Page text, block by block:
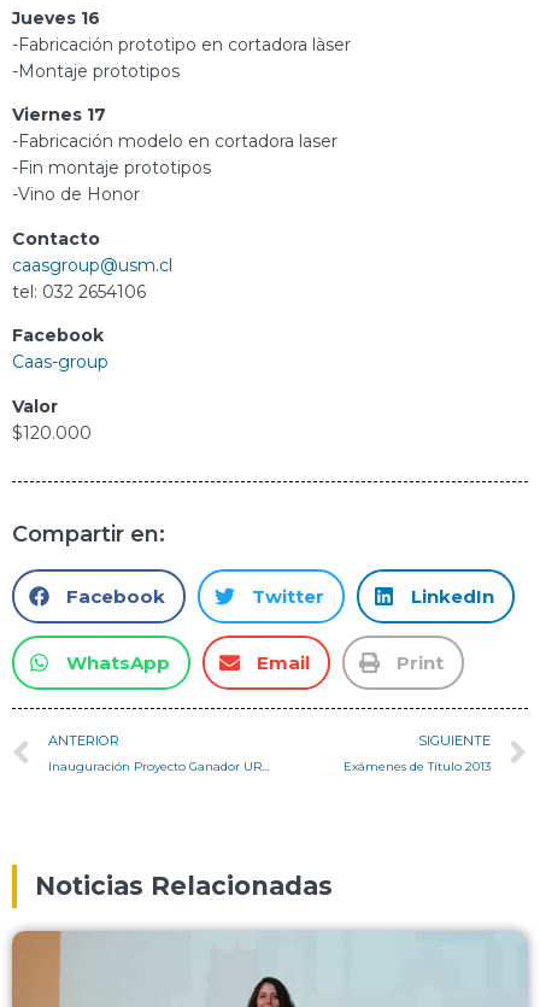
Jueves 16
-Fabricación prototipo en cortadora làser
-Montaje prototipos
Viernes 17
-Fabricación modelo en cortadora laser
-Fin montaje prototipos
-Vino de Honor
Contacto
caasgroup@usm.cl
tel: 032 2654106
Facebook
Caas-group
Valor
$120.000
Compartir en:
Facebook Twitter LinkedIn
WhatsApp Email Print
ANTERIOR SIGUIENTE
Exámenes de Título 2013
Noticias Relacionadas